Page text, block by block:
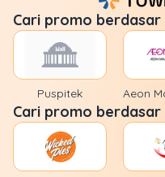
Cari promo
Puspitek Aeon
Cari promo